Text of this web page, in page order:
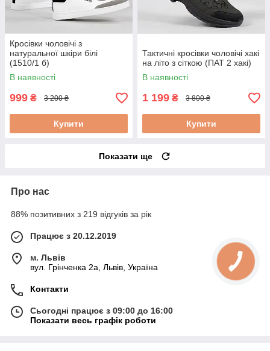
Кросівки чоловічі з
натуральної шкіри білі
(1510/1 б)
В наявності
999 ₴ 3 200 ₴
Купити
Тактичні кросівки чоловічі хакі
на літо з сіткою (ПАТ 2 хакі)
В наявності
1 199 ₴ 3 800 ₴
Купити
Показати ще
Про нас
88% позитивних з 219 відгуків за рік
Працює з 20.12.2019
м. Львів
вул. Грінченка 2а, Львів, Україна
Контакти
Сьогодні працює з 09:00 до 16:00
Показати весь графік роботи